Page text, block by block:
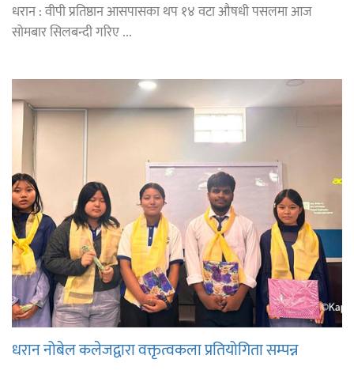
धरान : वीपी प्रतिष्ठान आसपासका थप १४ वटा औषधी पसलमा आज
सोमबार सिलबन्दी गरिए ...
धरान नोबेल कलेजद्वारा वक्तृत्वकला प्रतियोगिता सम्पन्न